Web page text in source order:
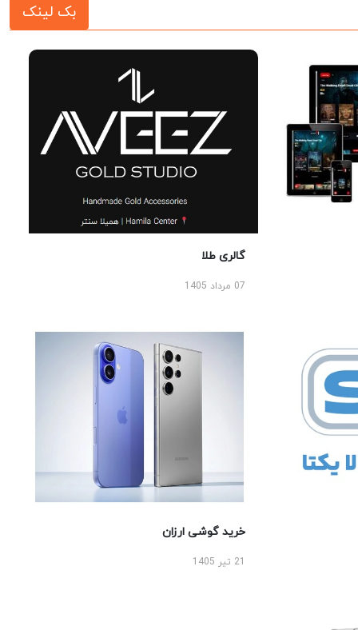
بک لینک
گالری طلا
07 مرداد 1405
خرید گوشی ارزان